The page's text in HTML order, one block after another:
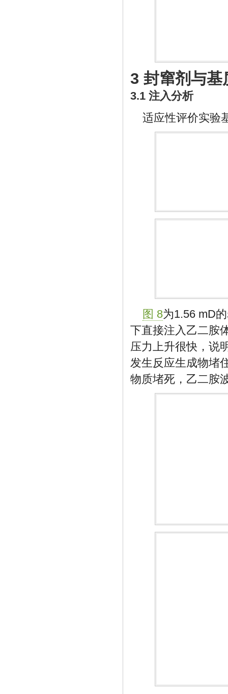
3 封窜剂与基
3.1 注入分析
适应性评价实验
图 8为1.56 mD
下直接注入乙二胺
压力上升很快，说
发生反应生成物堵
物质堵死，乙二胺